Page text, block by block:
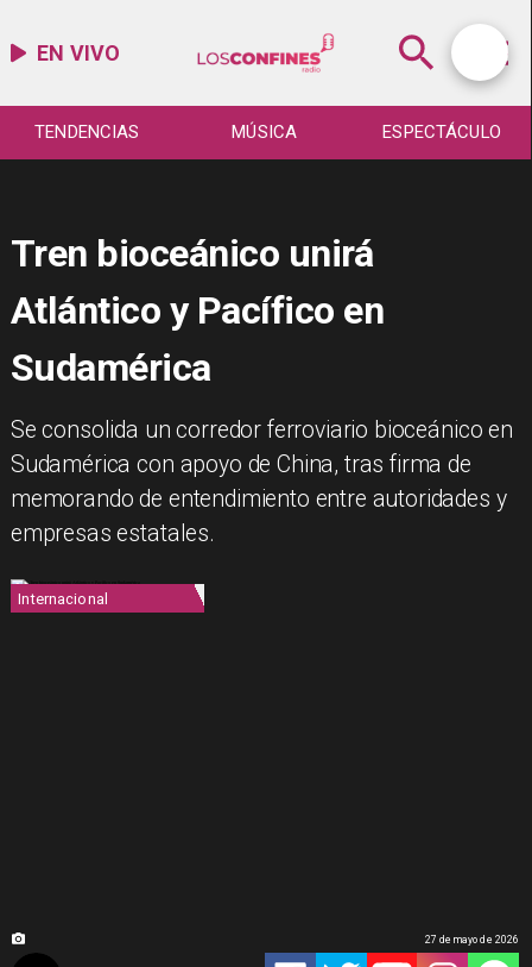
EN VIVO
TENDENCIAS MÚSICA ESPECTÁCULO
Tren bioceánico unirá
Atlántico y Pacífico en
Sudamérica
Se consolida un corredor ferroviario bioceánico en
Sudamérica con apoyo de China, tras firma de
memorando de entendimiento entre autoridades y
empresas estatales.
Internacional
27 de mayo de 2026